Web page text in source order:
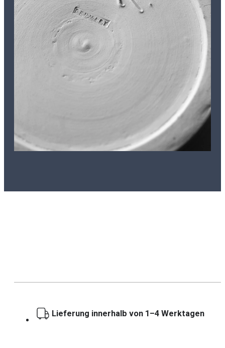
Lieferung innerhalb von 1–4 Werktagen